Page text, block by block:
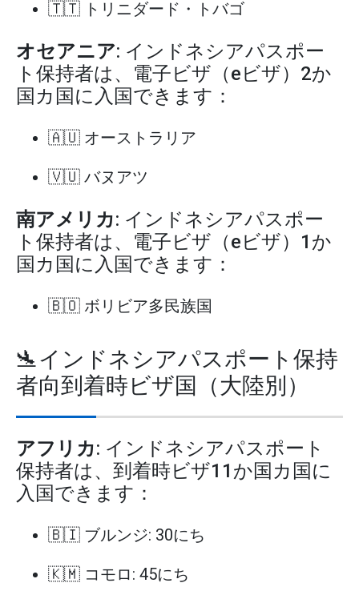
🇹🇹 トリニダード・トバゴ
オセアニア: インドネシアパスポー
ト保持者は、電子ビザ（eビザ）2か
国カ国に入国できます：
🇦🇺 オーストラリア
🇻🇺 バヌアツ
南アメリカ: インドネシアパスポー
ト保持者は、電子ビザ（eビザ）1か
国カ国に入国できます：
🇧🇴 ボリビア多民族国
🛬インドネシアパスポート保持
者向到着時ビザ国（大陸別）
アフリカ: インドネシアパスポート
保持者は、到着時ビザ11か国カ国に
入国できます：
🇧🇮 ブルンジ: 30にち
🇰🇲 コモロ: 45にち